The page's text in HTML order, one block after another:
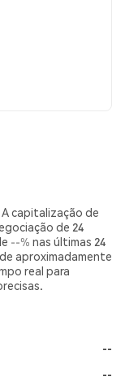
A capitalização de
de 24
--% nas últimas 24
aproximadamente
real para
--
--